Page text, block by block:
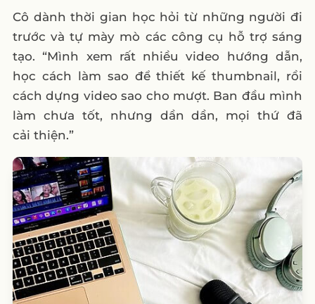
Cô dành thời gian học hỏi từ những người đi
trước và tự mày mò các công cụ hỗ trợ sáng
tạo. “Mình xem rất nhiều video hướng dẫn,
học cách làm sao để thiết kế thumbnail, rồi
cách dựng video sao cho mượt. Ban đầu mình
làm chưa tốt, nhưng dần dần, mọi thứ đã
cải thiện.”